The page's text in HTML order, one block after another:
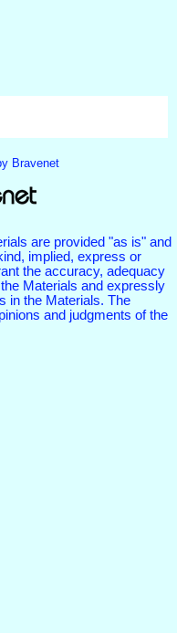
Bravenet
are provided "as is" and
implied, express or
the accuracy, adequacy
Materials and expressly
in the Materials. The
and judgments of the